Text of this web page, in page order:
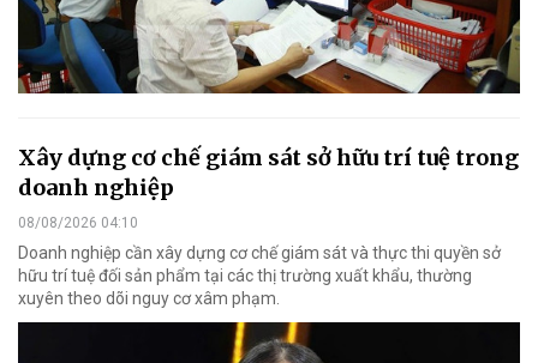
Xây dựng cơ chế giám sát sở hữu trí tuệ trong
doanh nghiệp
08/08/2026 04:10
Doanh nghiệp cần xây dựng cơ chế giám sát và thực thi quyền sở
hữu trí tuệ đối sản phẩm tại các thị trường xuất khẩu, thường
xuyên theo dõi nguy cơ xâm phạm.